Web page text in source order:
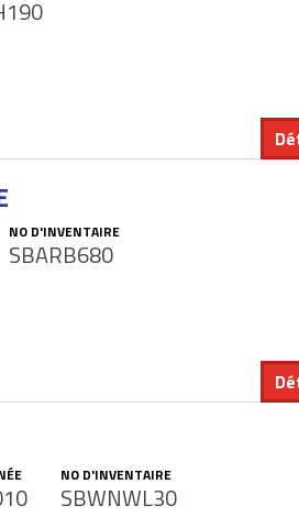
NO D'INVENTAIRE
SBARB680
NO D'INVENTAIRE
SBWNWL30